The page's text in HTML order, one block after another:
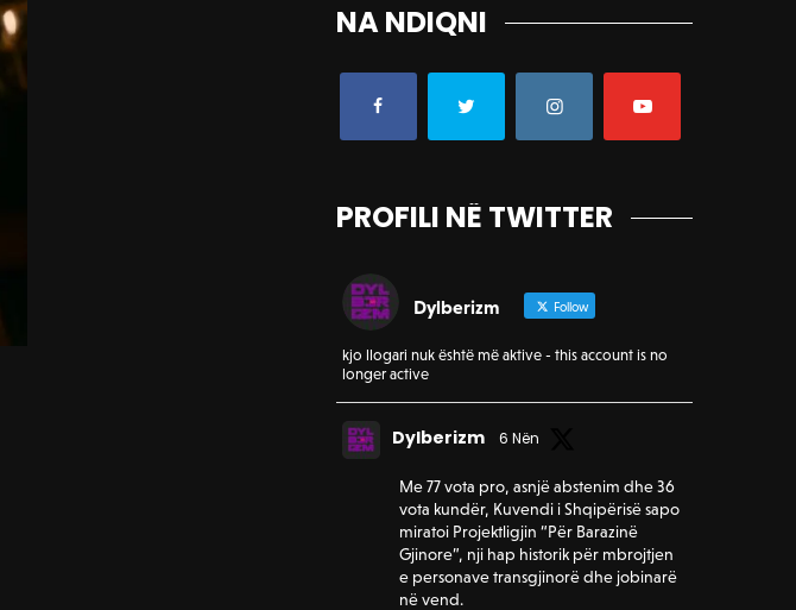
NA NDIQNI
PROFILI NË TWITTER
Dylberizm Follow
kjo llogari nuk është më aktive - this account is no
longer active
Dylberizm 6 Nën
Me 77 vota pro, asnjë abstenim dhe 36
vota kundër, Kuvendi i Shqipërisë sapo
miratoi Projektligjin “Për Barazinë
Gjinore”, nji hap historik për mbrojtjen
e personave transgjinorë dhe jobinarë
në vend.